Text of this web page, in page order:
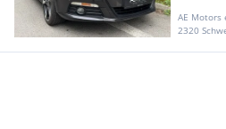
AE Motors
2320